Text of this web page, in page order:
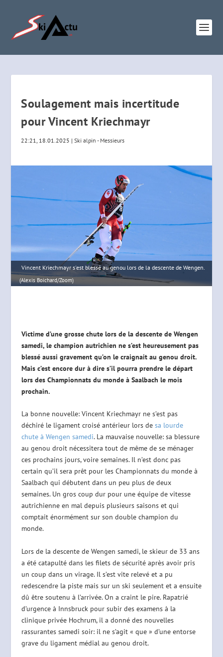
Soulagement mais incertitude
pour Vincent Kriechmayr
22:21, 18.01.2025 |Ski alpin - Messieurs
Vincent Kriechmayr s'est blessé au genou lors de la descente de Wengen.
(Alexis Boichard/Zoom)
Victime d’une grosse chute lors de la descente de Wengen
samedi, le champion autrichien ne s’est heureusement pas
blessé aussi gravement qu’on le craignait au genou droit.
Mais c’est encore dur à dire s’il pourra prendre le départ
lors des Championnats du monde à Saalbach le mois
prochain.
La bonne nouvelle: Vincent Kriechmayr ne s’est pas
déchiré le ligament croisé antérieur lors de sa lourde
chute à Wengen samedi. La mauvaise nouvelle: sa blessure
au genou droit nécessitera tout de même de se ménager
ces prochains jours, voire semaines. Il n’est donc pas
certain qu’il sera prêt pour les Championnats du monde à
Saalbach qui débutent dans un peu plus de deux
semaines. Un gros coup dur pour une équipe de vitesse
autrichienne en mal depuis plusieurs saisons et qui
comptait énormément sur son double champion du
monde.
Lors de la descente de Wengen samedi, le skieur de 33 ans
a été catapulté dans les filets de sécurité après avoir pris
un coup dans un virage. Il s’est vite relevé et a pu
redescendre la piste mais sur un ski seulement et a ensuite
dû être soutenu à l’arrivée. On a craint le pire. Rapatrié
d’urgence à Innsbruck pour subir des examens à la
clinique privée Hochrum, il a donné des nouvelles
rassurantes samedi soir: il ne s’agit « que » d’une entorse
grave du ligament médial au genou droit.